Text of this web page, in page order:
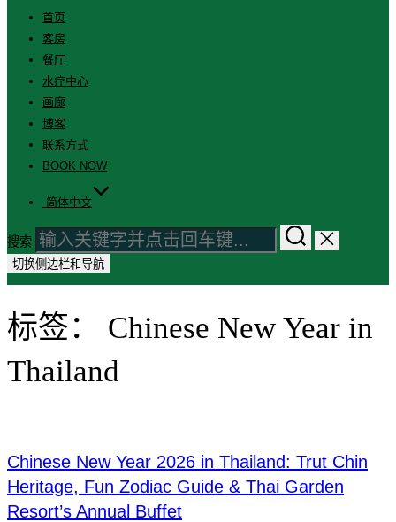
首页
客房
餐厅
水疗中心
画廊
博客
联系方式
BOOK NOW
简体中文
搜索
切换侧边栏和导航
标签： Chinese New Year in
Thailand
Chinese New Year 2026 in Thailand: Trut Chin
Heritage, Fun Zodiac Guide & Thai Garden
Resort’s Annual Buffet